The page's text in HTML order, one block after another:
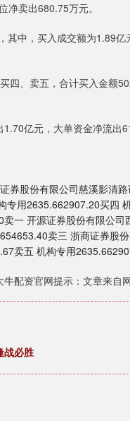
卖出680.75万元。
其中，买入成交额为1.89
四、卖五，合计买入金额
亿元，大单资金净流出
券股份有限公司慈溪影清
专用2635.662907.20买四
一 开源证券股份有限公司
卖三 浙商证券股
卖五 机构专用
牛配资官网提示：文章来自
战必胜